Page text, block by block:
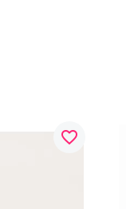
favorite_border